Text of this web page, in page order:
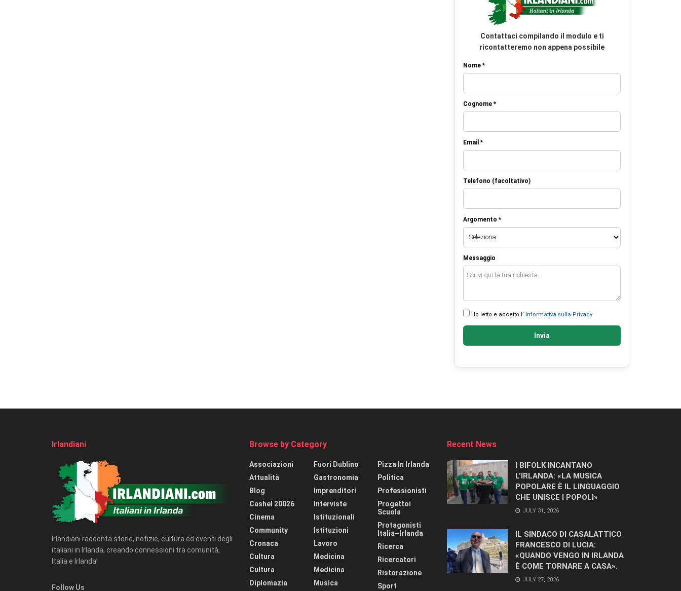
Contattaci compilando il modulo e ti
ricontatteremo non appena possibile
Nome *
Cognome *
Email *
Telefono (facoltativo)
Argomento *
Messaggio
Ho letto e accetto l’ Informativa sulla Privacy
Invia
Irlandiani
Irlandiani racconta storie, notizie, cultura ed eventi degli
italiani in Irlanda, creando connessioni tra comunità,
Italia e Irlanda!
Follow Us
Browse by Category
Associazioni
Attualità
Blog
Cashel 20026
Cinema
Community
Cronaca
Cultura
Cultura
Diplomazia
Fuori Dublino
Gastronomia
Imprenditori
Interviste
Istituzionali
Istituzioni
Lavoro
Medicina
Medicina
Musica
Pizza In Irlanda
Politica
Professionisti
Progettoi
Scuola
Protagonisti
Italia–Irlanda
Ricerca
Ricercatori
Ristorazione
Sport
Recent News
I BIFOLK INCANTANO
L’IRLANDA: «LA MUSICA
POPOLARE È IL LINGUAGGIO
CHE UNISCE I POPOLI»
JULY 31, 2026
IL SINDACO DI CASALATTICO
FRANCESCO DI LUCIA:
«QUANDO VENGO IN IRLANDA
È COME TORNARE A CASA».
JULY 27, 2026